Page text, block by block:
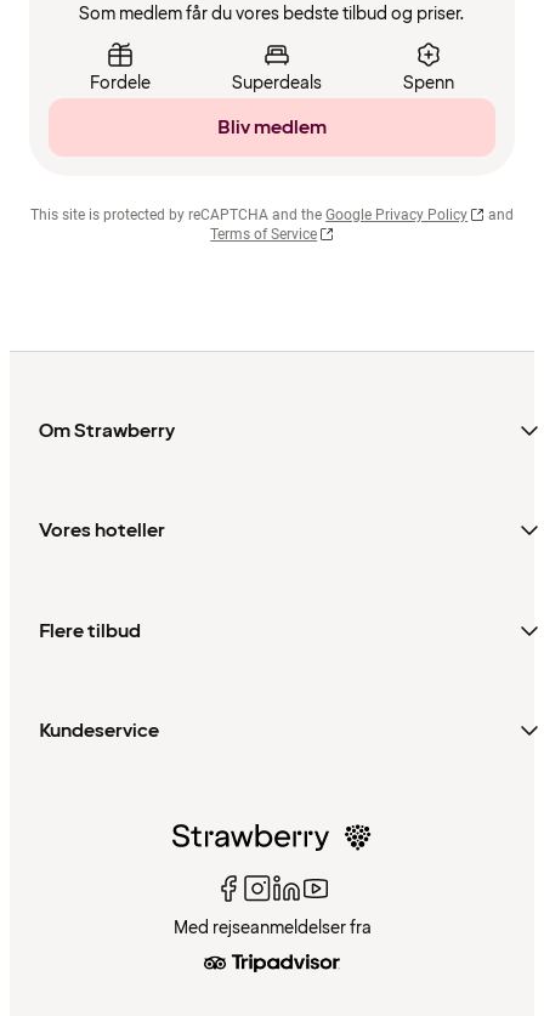
Som medlem får du vores bedste tilbud og priser.
Fordele Superdeals Spenn
Bliv medlem
This site is protected by reCAPTCHA and the Google Privacy Policy
and
Terms of Service
Om Strawberry
Vores hoteller
Flere tilbud
Kundeservice
Med rejseanmeldelser fra